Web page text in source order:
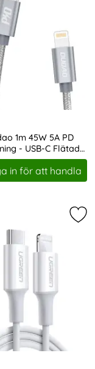
1m 45W 5A PD
- USB-C Flätad
Nylon - Grå
in för att handla
5A 1m Lightning -